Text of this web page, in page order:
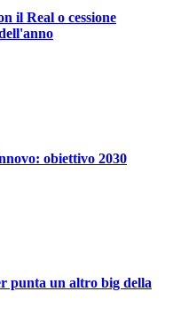
il Real o cessione
obiettivo 2030
punta un altro big della